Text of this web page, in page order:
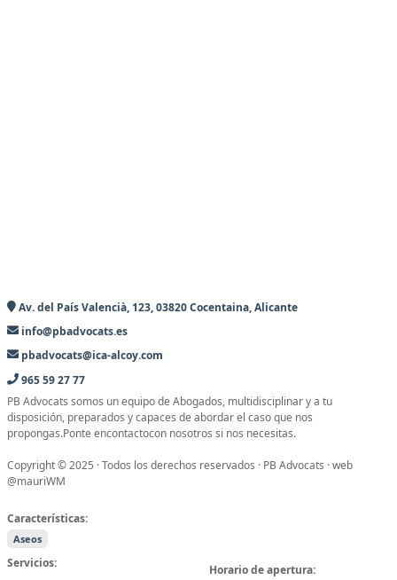
Av. del País Valencià, 123, 03820 Cocentaina, Alicante
info@pbadvocats.es
pbadvocats@ica-alcoy.com
965 59 27 77
PB Advocats somos un equipo de Abogados, multidisciplinar y a tu
disposición, preparados y capaces de abordar el caso que nos
propongas.Ponte encontactocon nosotros si nos necesitas.
Copyright © 2025 · Todos los derechos reservados · PB Advocats · web
@mauriWM
Características:
Aseos
Servicios:
Horario de apertura: